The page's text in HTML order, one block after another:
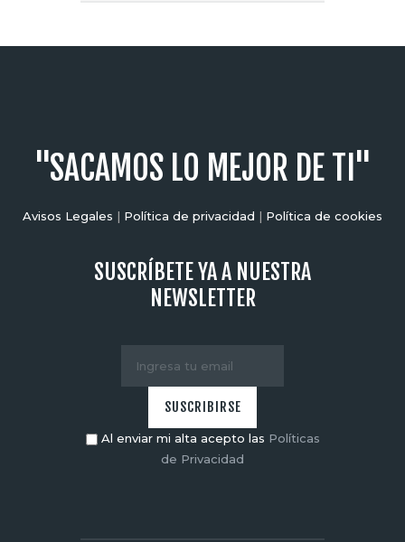
"SACAMOS LO MEJOR DE TI"
Avisos Legales | Política de privacidad | Política de cookies
SUSCRÍBETE YA A NUESTRA
NEWSLETTER
Al enviar mi alta acepto las Políticas
de Privacidad